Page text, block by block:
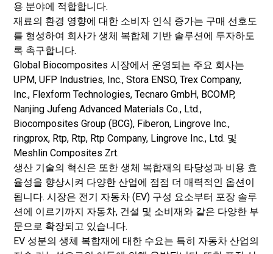
용 분야에 적합합니다.
재료의 환경 영향에 대한 소비자 인식 증가는 구매 선호도
를 형성하여 회사가 생체 복합체 기반 솔루션에 투자하도
록 촉구합니다.
Global Biocomposites 시장에서 운영되는 주요 회사는
UPM, UFP Industries, Inc., Stora ENSO, Trex Company,
Inc., Flexform Technologies, Tecnaro GmbH, BCOMP,
Nanjing Jufeng Advanced Materials Co., Ltd.,
Biocomposites Group (BCG), Fiberon, Lingrove Inc.,
ringprox, Rtp, Rtp, Rtp Company, Lingrove Inc., Ltd. 및
Meshlin Composites Zrt.
생산 기술의 혁신은 또한 생체 복합재의 타당성과 비용 효
율성을 향상시켜 다양한 산업에 점점 더 매력적인 옵션이
됩니다. 시장은 전기 자동차 (EV) 구성 요소부터 포장 솔루
션에 이르기까지 자동차, 건설 및 소비재와 같은 다양한 부
문으로 확장되고 있습니다.
EV 성분의 생체 복합재에 대한 수요는 특히 자동차 산업의